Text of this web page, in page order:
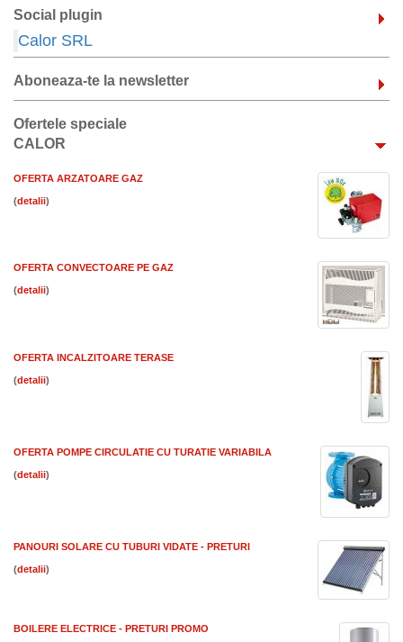
Social plugin
Calor SRL
Aboneaza-te la newsletter
Ofertele speciale
CALOR
OFERTA ARZATOARE GAZ
( )
OFERTA CONVECTOARE PE GAZ
( )
OFERTA INCALZITOARE TERASE
( )
OFERTA POMPE CIRCULATIE CU TURATIE VARIABILA
( )
PANOURI SOLARE CU TUBURI VIDATE - PRETURI
( )
BOILERE ELECTRICE - PRETURI PROMO